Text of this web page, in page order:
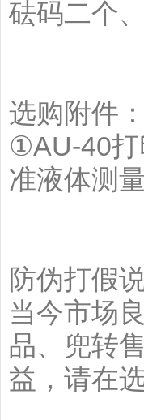
砝码二个
选购附件：
①AU-40
准液体测
防伪打假
当今市场
品、兜转
益，请在